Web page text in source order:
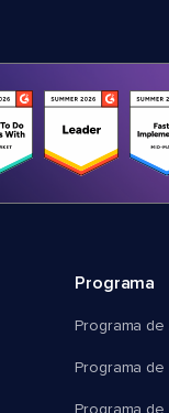
Programa
Programa de
Programa